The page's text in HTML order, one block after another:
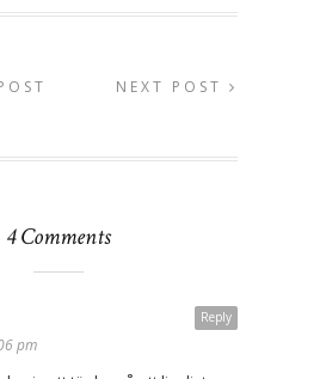
NEXT POST
4 Comments
Reply
pm